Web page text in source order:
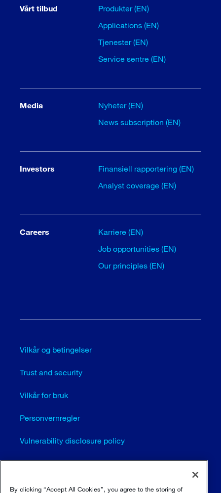
Vårt tilbud
Produkter (EN)
Applications (EN)
Tjenester (EN)
Service sentre (EN)
Media
Nyheter (EN)
News subscription (EN)
Investors
Finansiell rapportering (EN)
Analyst coverage (EN)
Careers
Karriere (EN)
Job opportunities (EN)
Our principles (EN)
Vilkår og betingelser
Trust and security
Vilkår for bruk
Personvernregler
Vulnerability disclosure policy
Cookie settings (EN)
Sitemap
By clicking “Accept All Cookies”, you agree to the storing of